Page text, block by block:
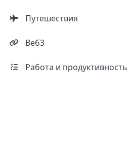
Путешествия
Веб3
Работа и продуктивность